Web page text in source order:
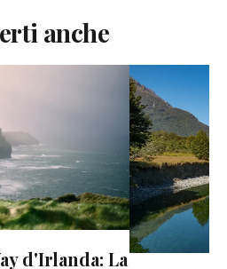
anche
d'Irlanda: La